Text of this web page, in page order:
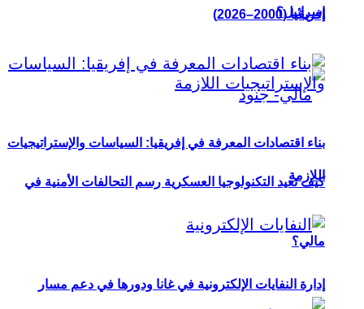
إسرائيل؟
كيف تعيد التكنولوجيا العسكرية رسم التحالفات الأمنية في
مالي؟
إفريقيا (2000–2026)
بناء اقتصادات المعرفة في إفريقيا: السياسات والإستراتيجيات
اللازمة
إدارة النفايات الإلكترونية في غانا ودورها في دعم مسار